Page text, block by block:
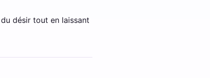
désir tout en laissant